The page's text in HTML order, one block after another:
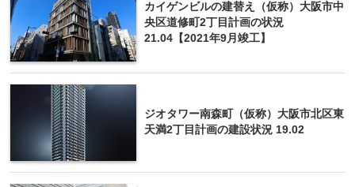
カイゲンビルの建替え（仮称）大阪市中
央区道修町2丁目計画の状況
21.04【2021年9月竣工】
ジオタワー南森町（仮称）大阪市北区東
天満2丁目計画の建設状況 19.02